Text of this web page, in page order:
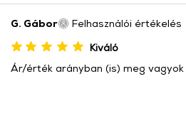
G. Gábor Felhasználói értékelés
Kiváló
Ár/érték arányban (is) meg